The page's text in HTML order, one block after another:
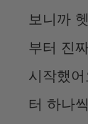
보니까
부터 진
시작했어
터 하나